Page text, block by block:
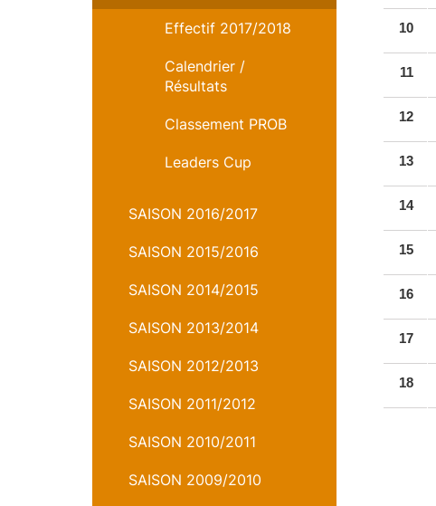
Effectif 2017/2018
Calendrier /
Résultats
Classement PROB
Leaders Cup
SAISON 2016/2017
SAISON 2015/2016
SAISON 2014/2015
SAISON 2013/2014
SAISON 2012/2013
SAISON 2011/2012
SAISON 2010/2011
SAISON 2009/2010
10
11
12
13
14
15
16
17
18